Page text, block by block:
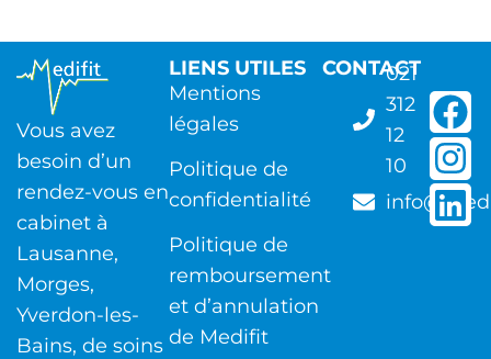
Vous avez
besoin d’un
rendez-vous en
cabinet à
Lausanne,
Morges,
Yverdon-les-
Bains, de soins
LIENS UTILES
Mentions
légales
Politique de
confidentialité
Politique de
remboursement
et d’annulation
de Medifit
CONTACT
021
312
12
10